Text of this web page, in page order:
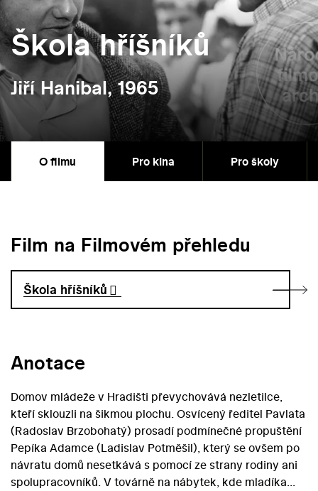
Škola hříšníků
Jiří Hanibal, 1965
O filmu Pro kina Pro školy
Film na Filmovém přehledu
Škola hříšníků
Anotace
Domov mládeže v Hradišti převychovává nezletilce,
kteří sklouzli na šikmou plochu. Osvícený ředitel Pavlata
(Radoslav Brzobohatý) prosadí podmínečné propuštění
Pepíka Adamce (Ladislav Potměšil), který se ovšem po
návratu domů nesetkává s pomocí ze strany rodiny ani
spolupracovníků. V továrně na nábytek, kde mladíka